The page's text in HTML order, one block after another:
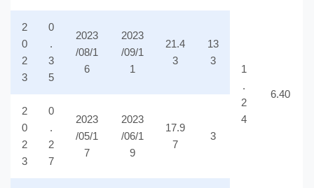
1
.
2
4
6.40
2
0
2
3
0
.
3
5
2023
/08/1
6
2023
/09/1
1
21.4
3
13
3
2
0
2
3
0
.
2
7
2023
/05/1
7
2023
/06/1
9
17.9
7
3